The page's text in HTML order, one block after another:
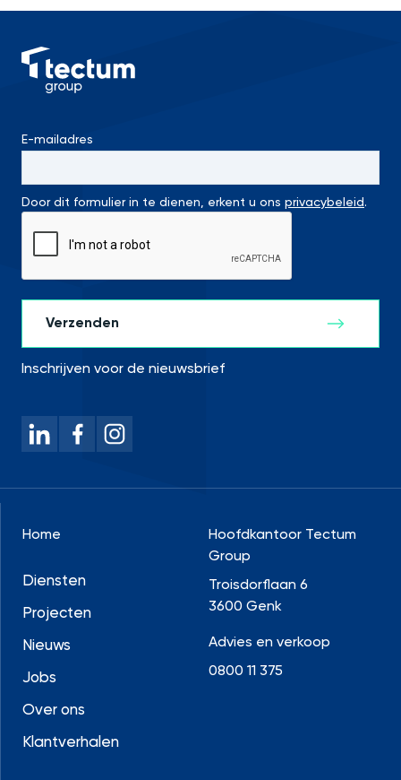
E-mailadres
Door dit formulier in te dienen, erkent u ons privacybeleid .
Inschrijven voor de nieuwsbrief
Home
Diensten
Projecten
Nieuws
Jobs
Over ons
Klantverhalen
Hoofdkantoor Tectum
Group
Troisdorflaan 6
3600 Genk
Advies en verkoop
0800 11 375